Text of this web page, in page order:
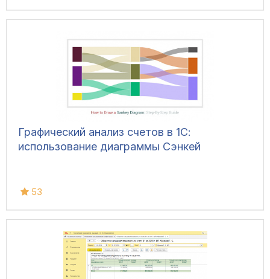
Графический анализ счетов в 1С:
использование диаграммы Сэнкей
53